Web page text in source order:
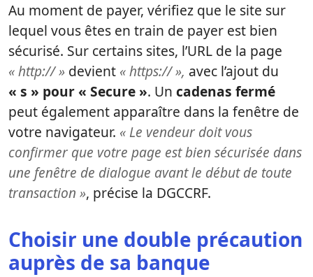
Au moment de payer, vérifiez que le site sur
lequel vous êtes en train de payer est bien
sécurisé. Sur certains sites, l’URL de la page
« http:// » devient « https:// », avec l’ajout du
« s » pour « Secure ». Un cadenas fermé
peut également apparaître dans la fenêtre de
votre navigateur. « Le vendeur doit vous
confirmer que votre page est bien sécurisée dans
une fenêtre de dialogue avant le début de toute
transaction », précise la DGCCRF.
Choisir une double précaution
auprès de sa banque